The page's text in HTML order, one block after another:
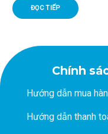
ĐỌC TIẾP
Chính
Hướng dẫn mua
Hướng dẫn thanh